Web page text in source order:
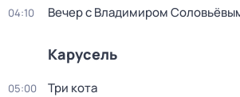
04:10 Вечер с Владимиром
Карусель
05:00 Три кота